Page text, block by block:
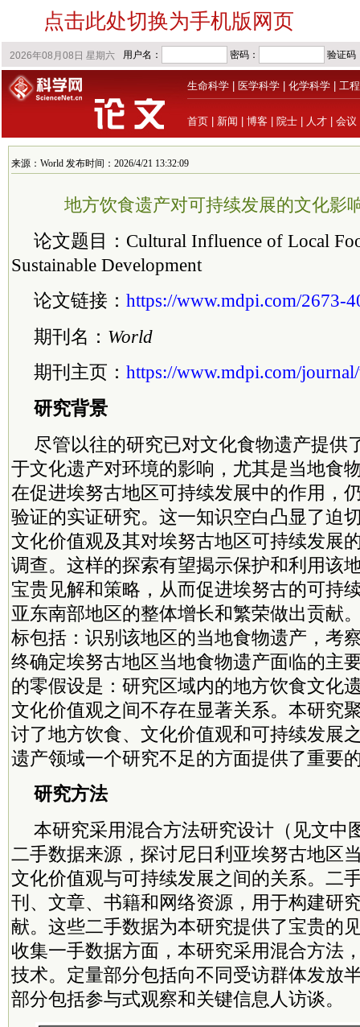
点击此处切换为手机版网页
生命科学 医学科学 化学科学 工
首页 新闻 博客 院士 人才 会议
来源：World 发布时间：2026/4/21 13:32:09
地方饮食遗产对可持续发展的文化影
论文题目：Cultural Influence of Local
Sustainable Development
论文链接： https://www.mdpi.com/2673-
期刊名： World
期刊主页： https://www.mdpi.com/
研究背景
尽管以往的研究已对文化食物遗产提供
于文化遗产对环境的影响，尤其是当地食
在促进埃努古地区可持续发展中的作用，
验证的实证研究。这一知识空白凸显了迫
文化价值观及其对埃努古地区可持续发展
调查。这样的探索有望揭示保护和利用该
宝贵见解和策略，从而促进埃努古的可持
亚东南部地区的整体增长和繁荣做出贡献
标包括：识别该地区的当地食物遗产，考
终确定埃努古地区当地食物遗产面临的主
的零假设是：研究区域内的地方饮食文化
文化价值观之间不存在显著关系。本研究
讨了地方饮食、文化价值观和可持续发展
遗产领域一个研究不足的方面提供了重要
研究方法
本研究采用混合方法研究设计（见文中
二手数据来源，探讨尼日利亚埃努古地区
文化价值观与可持续发展之间的关系。二
刊、文章、书籍和网络资源，用于构建研
献。这些二手数据为本研究提供了宝贵的
收集一手数据方面，本研究采用混合方法
技术。定量部分包括向不同受访群体发放
部分包括参与式观察和关键信息人访谈。